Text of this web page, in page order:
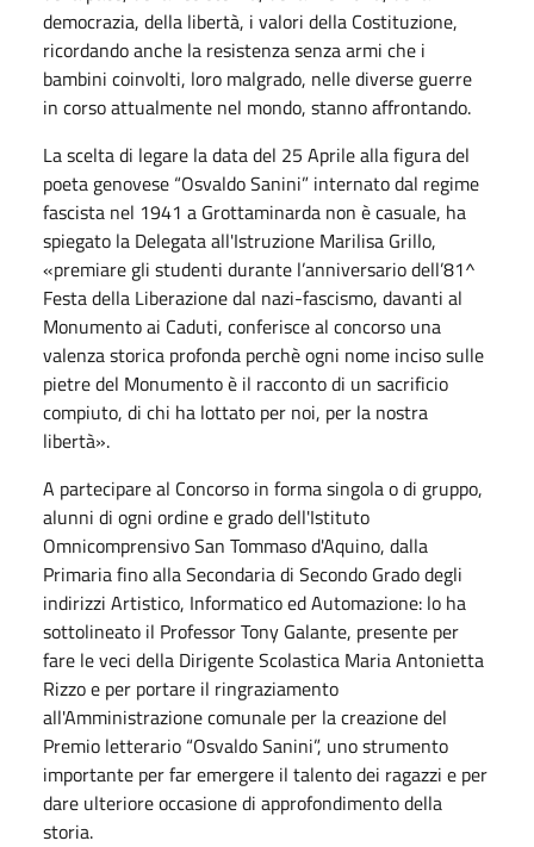
democrazia, della libertà, i valori della Costituzione,
ricordando anche la resistenza senza armi che i
bambini coinvolti, loro malgrado, nelle diverse guerre
in corso attualmente nel mondo, stanno affrontando.
La scelta di legare la data del 25 Aprile alla figura del
poeta genovese “Osvaldo Sanini” internato dal regime
fascista nel 1941 a Grottaminarda non è casuale, ha
spiegato la Delegata all'Istruzione Marilisa Grillo,
«premiare gli studenti durante l’anniversario dell’81^
Festa della Liberazione dal nazi-fascismo, davanti al
Monumento ai Caduti, conferisce al concorso una
valenza storica profonda perchè ogni nome inciso sulle
pietre del Monumento è il racconto di un sacrificio
compiuto, di chi ha lottato per noi, per la nostra
libertà».
A partecipare al Concorso in forma singola o di gruppo,
alunni di ogni ordine e grado dell'Istituto
Omnicomprensivo San Tommaso d'Aquino, dalla
Primaria fino alla Secondaria di Secondo Grado degli
indirizzi Artistico, Informatico ed Automazione: lo ha
sottolineato il Professor Tony Galante, presente per
fare le veci della Dirigente Scolastica Maria Antonietta
Rizzo e per portare il ringraziamento
all'Amministrazione comunale per la creazione del
Premio letterario “Osvaldo Sanini”, uno strumento
importante per far emergere il talento dei ragazzi e per
dare ulteriore occasione di approfondimento della
storia.